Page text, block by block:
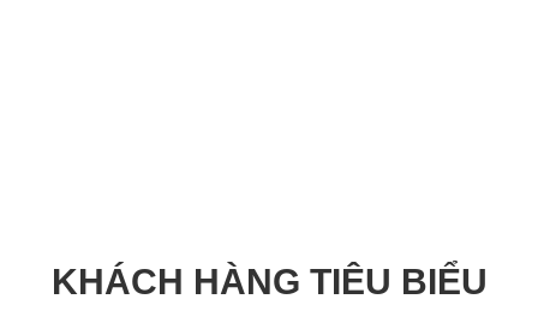
KHÁCH HÀNG TIÊU BIỂU